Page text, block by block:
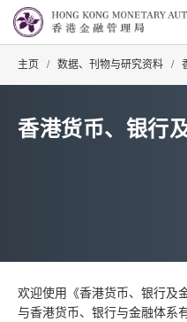
主页 / 数据、刊物与研究资料 /
香港货币、银行
欢迎使用《香港货币、银行及
与香港货币、银行与金融体系